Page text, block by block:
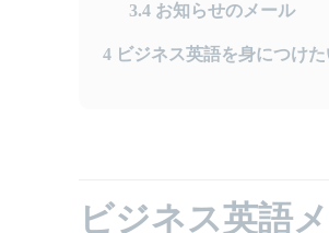
3.4 お知らせのメール
4 ビジネス英語を身につけ
ビジネス英語